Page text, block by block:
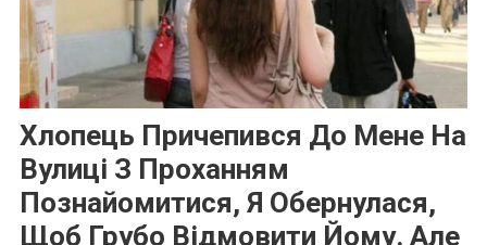
Хлопець Причепився До Мене На
Вулиці З Проханням
Познайомитися, Я Обернулася,
Щоб Грубо Відмовити Йому. Але